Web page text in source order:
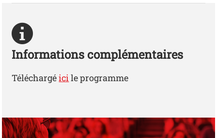
Informations complémentaires
Téléchargéicile programme